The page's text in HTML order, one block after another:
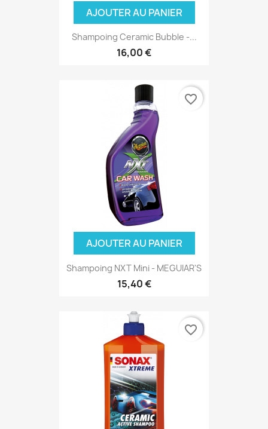
AJOUTER AU PANIER
Shampoing Ceramic Bubble -...
16,00 €
AJOUTER AU PANIER
Shampoing NXT Mini - MEGUIAR'S
15,40 €
favorite_border
favorite_border